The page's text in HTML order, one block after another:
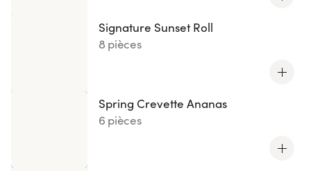
Signature Sunset Roll
8 pièces
Spring Crevette Ananas
6 pièces